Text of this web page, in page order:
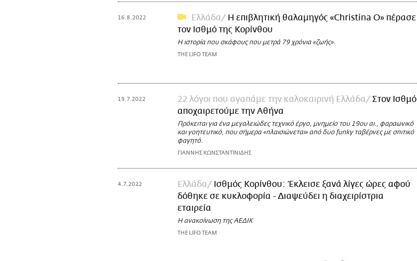
16.8.2022 Ελλάδα
Η επιβλητική θαλαμηγός «Christina O» πέρασε
τον Ισθμό της Κορίνθου
H ιστορία που σκάφους που μετρά 79 χρόνια «ζωής».
THE LIFO TEAM
19.7.2022 22 λόγοι που αγαπάμε την καλοκαιρινή Ελλάδα
Στον Ισθμό
αποχαιρετούμε την Αθήνα
Πρόκειται για ένα μεγαλειώδες τεχνικό έργο, μνημείο του 19ου αι., φαραωνικό
και γοητευτικό, που σήμερα «πλαισιώνεται» από δυο funky ταβέρνες με σπιτικό
φαγητό.
ΓΙΑΝΝΗΣ ΚΩΝΣΤΑΝΤΙΝΙΔΗΣ
4.7.2022 Ελλάδα
Ισθμός Κορίνθου: Έκλεισε ξανά λίγες ώρες αφού
δόθηκε σε κυκλοφορία - Διαψεύδει η διαχειρίστρια
εταιρεία
Η ανακοίνωση της ΑΕΔΙΚ
THE LIFO TEAM